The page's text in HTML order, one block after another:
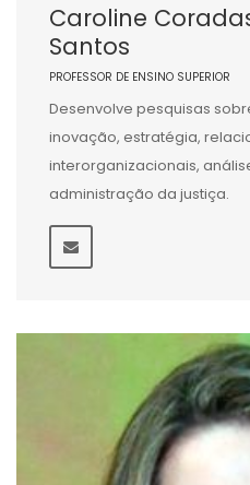
Caroline
Santos
PROFESSOR DE ENSINO SUPERIOR
Desenvolve pesquisas
inovação, estratégia,
interorganizacionais,
administração da justiça.